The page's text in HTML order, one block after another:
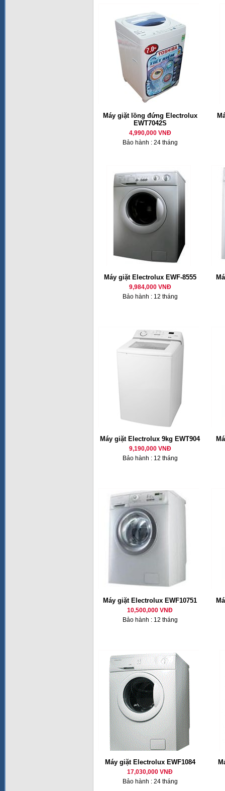
Máy giặt lồng đứng Electrolux
EWT7042S
4,990,000 VNĐ
Bảo hành : 24 tháng
Máy giặt Electrolux EWF-8555
9,984,000 VNĐ
Bảo hành : 12 tháng
Máy giặt Electrolux 9kg EWT904
9,190,000 VNĐ
Bảo hành : 12 tháng
Máy giặt Electrolux EWF10751
10,500,000 VNĐ
Bảo hành : 12 tháng
Máy giặt Electrolux EWF1084
17,030,000 VNĐ
Bảo hành : 24 tháng